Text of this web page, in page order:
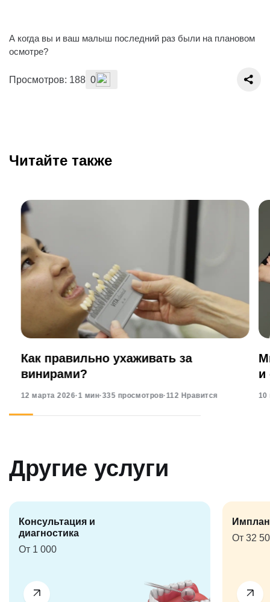
А когда вы и ваш малыш последний раз были на плановом
осмотре?
Просмотров: 188 0
Читайте также
Как правильно ухаживать за
винирами?
12 марта 2026·1 мин·335 просмотров·112 Нравится
и
10
Другие услуги
Консультация и
диагностика
От 1 000
От 32